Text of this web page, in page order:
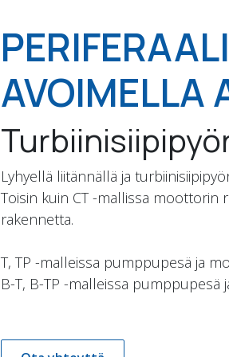
AVOIMELLA
Lyhyellä liitännällä ja
Toisin kuin CT -mallissa moottorin
rakennetta.
T, TP -malleissa pumppupesä ja
B-T, B-TP -malleissa